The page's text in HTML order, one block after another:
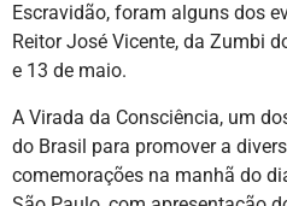
Escravidão, foram alguns dos
Reitor José Vicente, da Zumbi
e 13 de maio.
A Virada da Consciência, um
do Brasil para promover a
comemorações na manhã do